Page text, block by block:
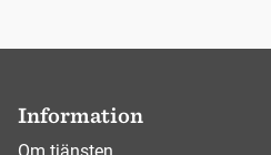
Information